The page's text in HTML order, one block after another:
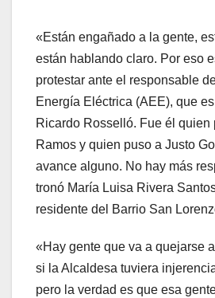
«Están engañado a la gente,
están hablando claro. Por eso
protestar ante el responsable
Energía Eléctrica (AEE), que
Ricardo Rosselló. Fue él quien
Ramos y quien puso a Justo
avance alguno. No hay más
tronó María Luisa Rivera
residente del Barrio San
«Hay gente que va a quejarse
si la Alcaldesa tuviera
pero la verdad es que esa